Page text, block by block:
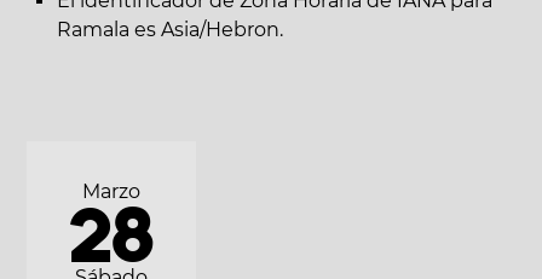
Ramala es Asia/Hebron.
Marzo
28